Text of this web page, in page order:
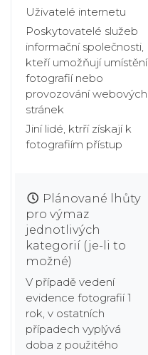
Uživatelé internetu
Poskytovatelé služeb
informační společnosti,
kteří umožňují umístění
fotografií nebo
provozování webových
stránek
Jiní lidé, ktrří získají k
fotografiím přístup
Plánované lhůty
pro výmaz
jednotlivých
kategorií (je-li to
možné)
V případě vedení
evidence fotografií 1
rok, v ostatních
případech vyplývá
doba z použitého